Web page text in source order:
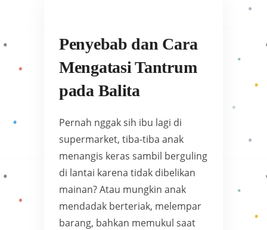
Penyebab dan Cara
Mengatasi Tantrum
pada Balita
Pernah nggak sih ibu lagi di
supermarket, tiba-tiba anak
menangis keras sambil berguling
di lantai karena tidak dibelikan
mainan? Atau mungkin anak
mendadak berteriak, melempar
barang, bahkan memukul saat